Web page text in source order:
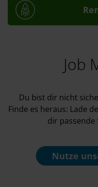
Job
Du bist dir nicht
Finde es heraus: Lade
dir passende
Nutze